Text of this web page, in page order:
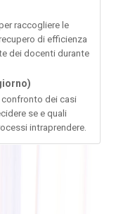
raccogliere le
di efficienza
dei docenti durante
dei casi
se e quali
intraprendere.